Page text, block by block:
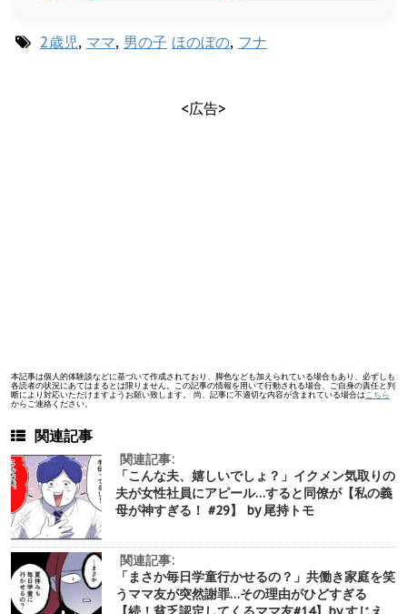
2歳児, ママ, 男の子 ほのぼの, フナ
<広告>
本記事は個人的体験談などに基づいて作成されており、脚色なども加えられている場合もあり、必ずしも
各読者の状況にあてはまるとは限りません。この記事の情報を用いて行動される場合、ご自身の責任と判
断により対応いただけますようお願い致します。 尚、記事に不適切な内容が含まれている場合はこちら
からご連絡ください。
関連記事
関連記事:
「こんな夫、嬉しいでしょ？」イクメン気取りの
夫が女性社員にアピール…すると同僚が【私の義
母が神すぎる！ #29】 by 尾持トモ
関連記事:
「まさか毎日学童行かせるの？」共働き家庭を笑
うママ友が突然謝罪…その理由がひどすぎる